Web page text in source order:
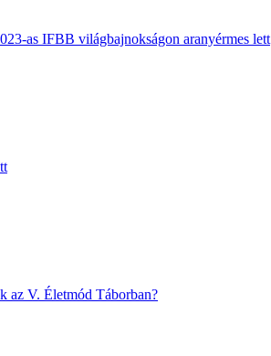
as IFBB világbajnokságon aranyérmes lett
az V. Életmód Táborban?